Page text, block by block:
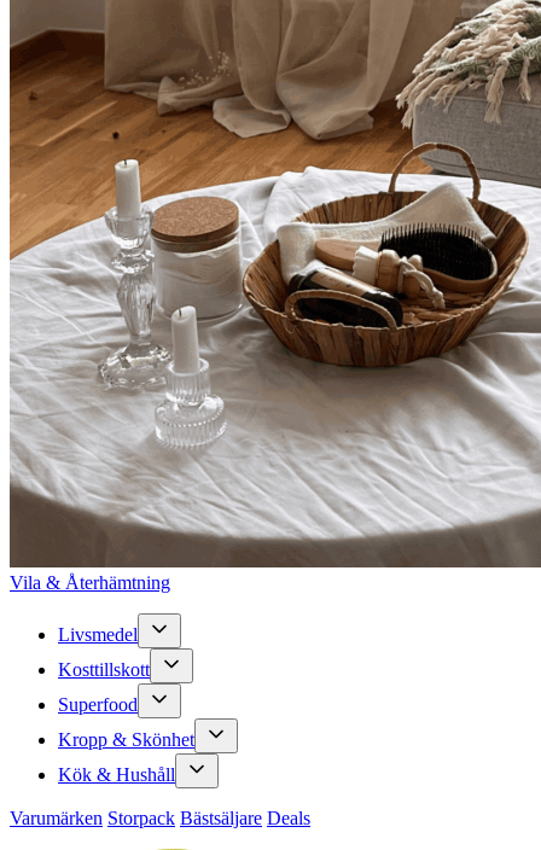
Vila & Återhämtning
Livsmedel
Kosttillskott
Superfood
Kropp & Skönhet
Kök & Hushåll
Varumärken Storpack Bästsäljare Deals